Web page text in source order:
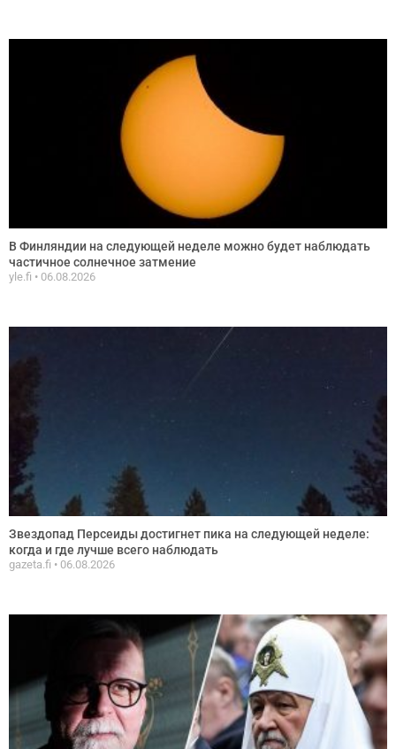
В Финляндии на следующей неделе можно будет наблюдать
частичное солнечное затмение
yle.fi 06.08.2026
Звездопад Персеиды достигнет пика на следующей неделе:
когда и где лучше всего наблюдать
gazeta.fi 06.08.2026